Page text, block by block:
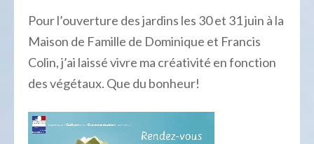
Pour l’ouverture des jardins les 30 et 31 juin à la
Maison de Famille de Dominique et Francis
Colin, j’ai laissé vivre ma créativité en fonction
des végétaux. Que du bonheur!